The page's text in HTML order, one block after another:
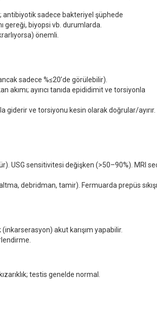
sadece bakteriyel şüphede
gereği, biyopsi vb. durumlarda.
önemli.
sadece %≤20’de görülebilir).
akımı; ayırıcı tanıda epididimit ve torsiyonla
giderir ve torsiyonu kesin olarak doğrular/ayırır.
USG sensitivitesi değişken (>50–90%). MRI
debridman, tamir). Fermuarda prepüs
akut karışım yapabilir.
testis genelde normal.